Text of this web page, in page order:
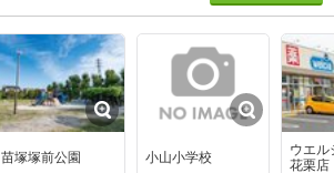
苗塚塚前公園 小山小学校
ウエ
花栗店